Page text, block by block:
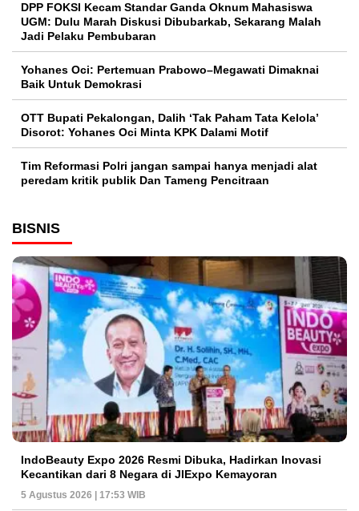
DPP FOKSI Kecam Standar Ganda Oknum Mahasiswa
UGM: Dulu Marah Diskusi Dibubarkab, Sekarang Malah
Jadi Pelaku Pembubaran
Yohanes Oci: Pertemuan Prabowo–Megawati Dimaknai
Baik Untuk Demokrasi
OTT Bupati Pekalongan, Dalih ‘Tak Paham Tata Kelola’
Disorot: Yohanes Oci Minta KPK Dalami Motif
Tim Reformasi Polri jangan sampai hanya menjadi alat
peredam kritik publik Dan Tameng Pencitraan
BISNIS
IndoBeauty Expo 2026 Resmi Dibuka, Hadirkan Inovasi
Kecantikan dari 8 Negara di JIExpo Kemayoran
5 Agustus 2026 | 17:53 WIB